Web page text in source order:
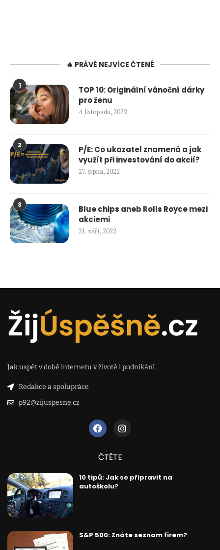
🔥 PRÁVĚ NEJVÍCE ČTENÉ
1
TOP 10: Originální vánoční dárky
pro ženu
4. listopadu, 2022
2
P/E: Co ukazatel znamená a jak
využít při investování do akcií?
27. srpna, 2022
3
Blue chips aneb Rolls Royce mezi
akciemi
21. září, 2022
Jak uspět v době internetu v životě i podnikání.
Redakce a spolupráce
p92@zijuspesne.cz
ČTĚTE
10 tipů: Jak se připravit na
autoškolu?
S&P 500: Znáte seznam firem?